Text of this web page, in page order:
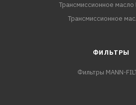
Трансмиссионное масло
Трансмиссионное
ФИЛЬТРЫ
Фильтры MANN-